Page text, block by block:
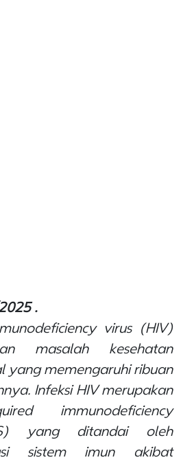
.
virus(HIV)
masalah kesehatan
yang memengaruhi ribuan
Infeksi HIV merupakan
immunodeficiency
yang ditandai oleh
sistem imun akibat